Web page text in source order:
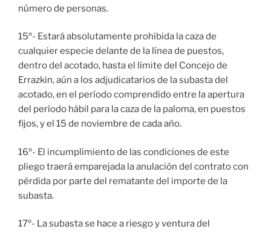
número de personas.
15º- Estará absolutamente prohibida la caza de
cualquier especie delante de la línea de puestos,
dentro del acotado, hasta el límite del Concejo de
Errazkin, aún a los adjudicatarios de la subasta del
acotado, en el período comprendido entre la apertura
del período hábil para la caza de la paloma, en puestos
fijos, y el 15 de noviembre de cada año.
16º- El incumplimiento de las condiciones de este
pliego traerá emparejada la anulación del contrato con
pérdida por parte del rematante del importe de la
subasta.
17º- La subasta se hace a riesgo y ventura del